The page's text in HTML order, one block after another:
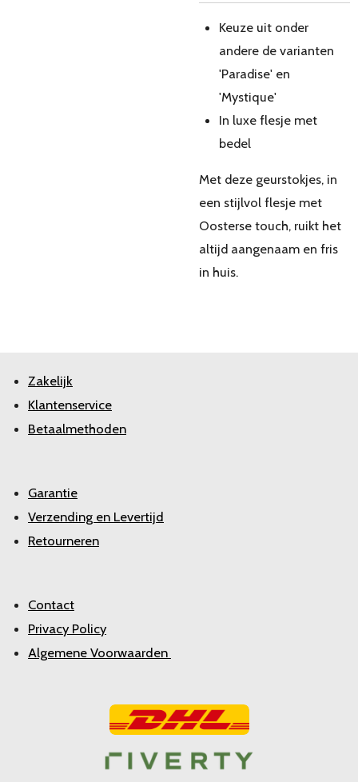
Keuze uit onder
andere de varianten
'Paradise' en
'Mystique'
In luxe flesje met
bedel
Met deze geurstokjes, in
een stijlvol flesje met
Oosterse touch, ruikt het
altijd aangenaam en fris
in huis.
Zakelijk
Klantenservice
Betaalmethoden
Garantie
Verzending en Levertijd
Retourneren
Contact
Privacy Policy
Algemene Voorwaarden